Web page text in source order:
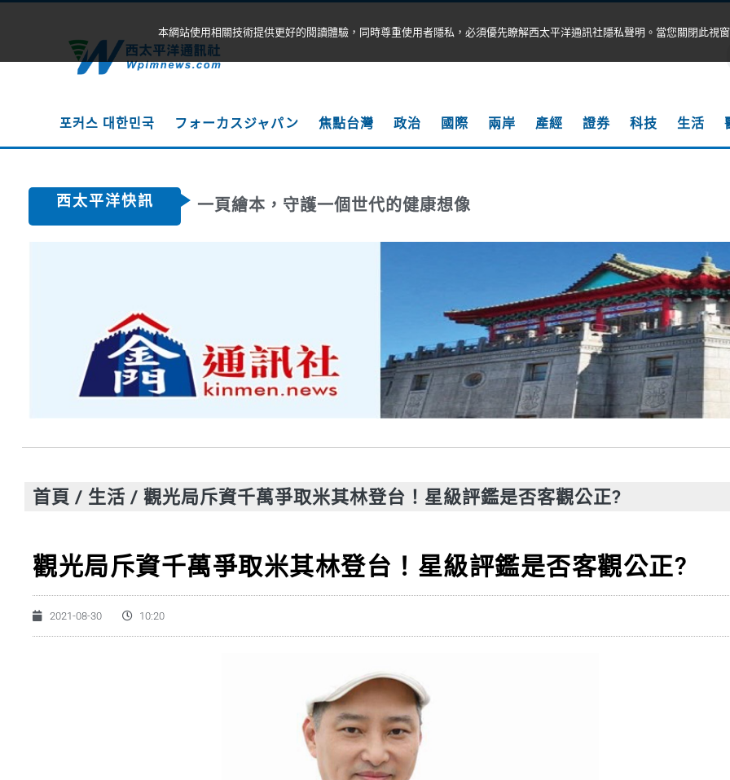
포커스 대한민국 フォーカスジャパン 焦點台灣 政治 國際 兩岸 產經 證券 科技 生活
西太平洋快訊 一頁繪本，守護一個世代的健康想像
首頁 / 生活 / 觀光局斥資千萬爭取米其林登台！星級評鑑是否客觀公正?
觀光局斥資千萬爭取米其林登台！星級評鑑是否客觀公正?
2021-08-30 10:20
本網站使用相關技術提供更好的閱讀體驗，同時尊重使用者隱私，必須優先瞭解西太平洋通訊社隱私聲明。當您關閉此視